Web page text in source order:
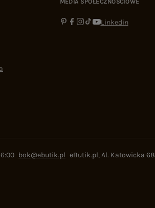
Linkedin
bok@ebutik.pl eButik.pl,Al. Katowicka 68